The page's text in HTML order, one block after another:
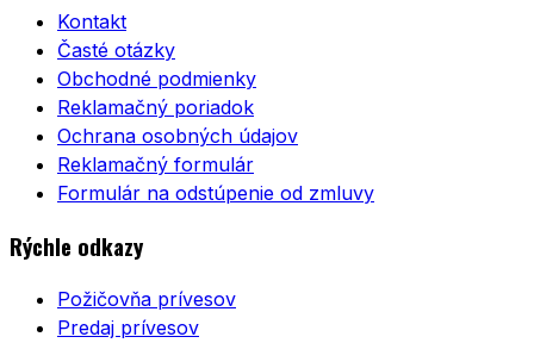
Kontakt
Časté otázky
Obchodné podmienky
Reklamačný poriadok
Ochrana osobných údajov
Reklamačný formulár
Formulár na odstúpenie od zmluvy
Rýchle odkazy
Požičovňa prívesov
Predaj prívesov